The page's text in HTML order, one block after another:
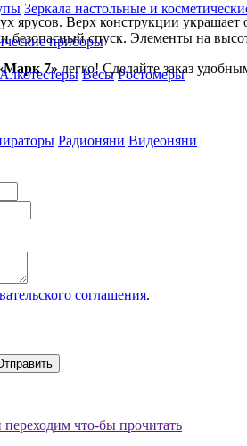
Зеркала настольные и
приборы
Алкотестеры Весы Ростомеры
Радионяни Видеоняни
ярусов. Верх конструкции
безопасный спуск. Элементы на
7» легко! Сделайте заказ
соглашения.
что-бы прочитать